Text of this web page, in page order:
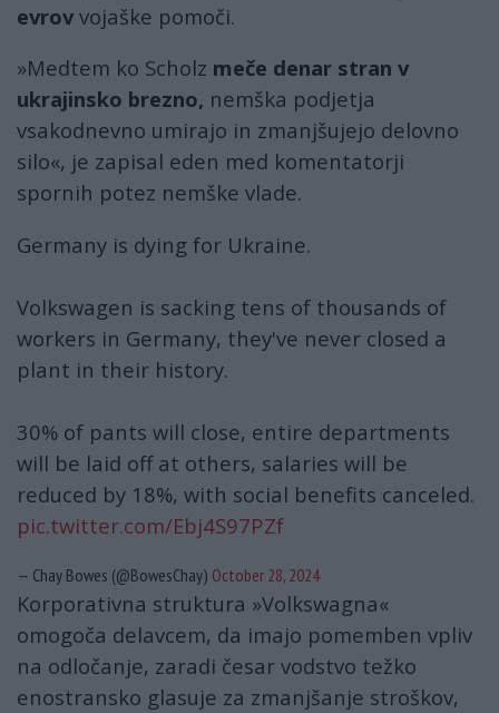
evrov vojaške pomoči.
»Medtem ko Scholz meče denar stran v
ukrajinsko brezno, nemška podjetja
vsakodnevno umirajo in zmanjšujejo delovno
silo«, je zapisal eden med komentatorji
spornih potez nemške vlade.
Germany is dying for Ukraine.
Volkswagen is sacking tens of thousands of
workers in Germany, they've never closed a
plant in their history.
30% of pants will close, entire departments
will be laid off at others, salaries will be
reduced by 18%, with social benefits canceled.
pic.twitter.com/Ebj4S97PZf
— Chay Bowes (@BowesChay) October 28, 2024
Korporativna struktura »Volkswagna«
omogoča delavcem, da imajo pomemben vpliv
na odločanje, zaradi česar vodstvo težko
enostransko glasuje za zmanjšanje stroškov,